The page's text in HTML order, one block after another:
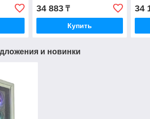
34 883₸
Купить
34
и новинки